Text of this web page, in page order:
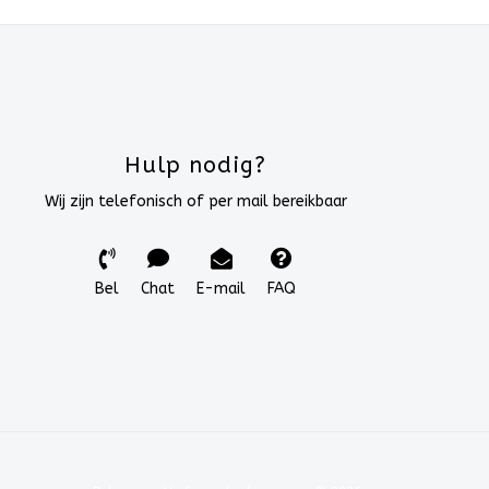
Hulp nodig?
Wij zijn telefonisch of per mail bereikbaar
Bel Chat E-mail FAQ